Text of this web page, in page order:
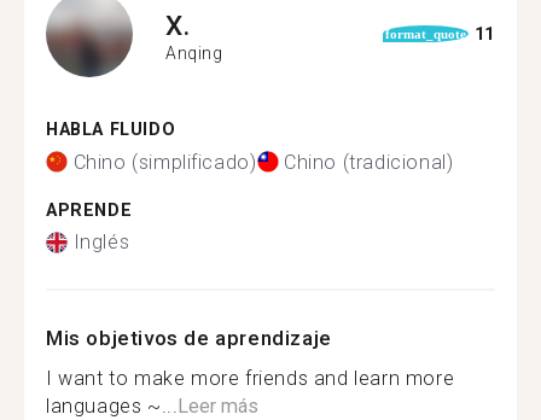
X.
Anqing
format_quote 11
HABLA FLUIDO
Chino (simplificado) Chino (tradicional)
APRENDE
Inglés
Mis objetivos de aprendizaje
I want to make more friends and learn more
languages ~...Leer más